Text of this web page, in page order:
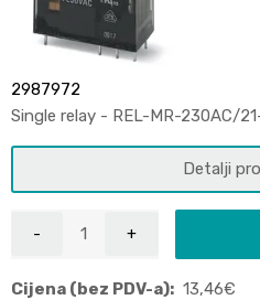
2987972
Single relay - REL-MR-230AC/
Detalji
Cijena (bez PDV-a): 13,46€